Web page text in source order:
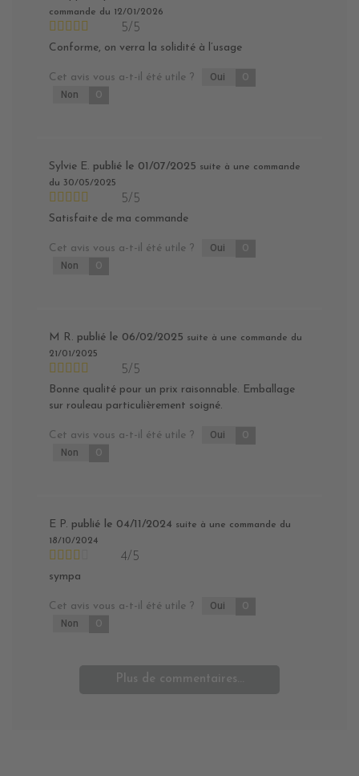
commande du 12/01/2026
5/5
Conforme, on verra la solidité à l’usage
Cet avis vous a-t-il été utile ? Oui 0
Non 0
Sylvie E. publié le 01/07/2025 suite à une commande
du 30/05/2025
5/5
Satisfaite de ma commande
Cet avis vous a-t-il été utile ? Oui 0
Non 0
M R. publié le 06/02/2025 suite à une commande du
21/01/2025
5/5
Bonne qualité pour un prix raisonnable. Emballage
sur rouleau particulièrement soigné.
Cet avis vous a-t-il été utile ? Oui 0
Non 0
E P. publié le 04/11/2024 suite à une commande du
18/10/2024
4/5
sympa
Cet avis vous a-t-il été utile ? Oui 0
Non 0
Plus de commentaires...